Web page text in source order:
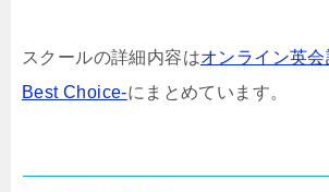
スクールの詳細内容はオンライン英
Best Choice-にまとめています。